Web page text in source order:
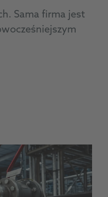
Sama firma jest